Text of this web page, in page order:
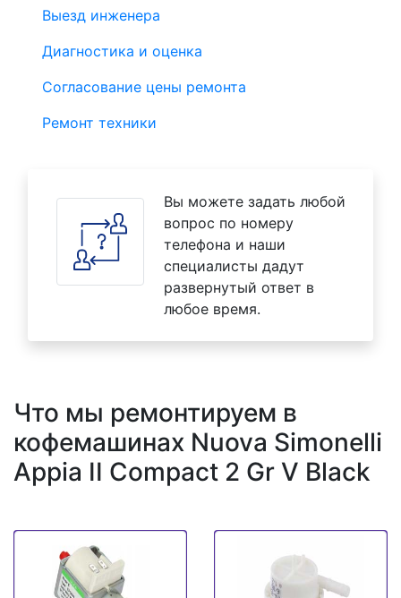
Выезд инженера
Диагностика и оценка
Согласование цены ремонта
Ремонт техники
Вы можете задать любой
вопрос по номеру
телефона и наши
специалисты дадут
развернутый ответ в
любое время.
Что мы ремонтируем в
кофемашинах Nuova Simonelli
Appia II Compact 2 Gr V Black